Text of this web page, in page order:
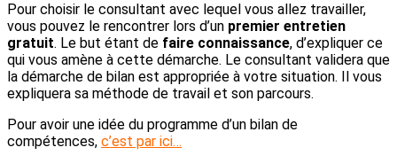
Pour choisir le consultant avec lequel vous allez travailler,
vous pouvez le rencontrer lors d’un premier entretien
gratuit. Le but étant de faire connaissance, d’expliquer ce
qui vous amène à cette démarche. Le consultant validera que
la démarche de bilan est appropriée à votre situation. Il vous
expliquera sa méthode de travail et son parcours.
Pour avoir une idée du programme d’un bilan de
compétences, c’est par ici…